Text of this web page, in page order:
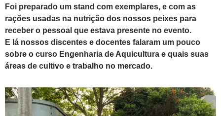
Foi preparado um stand com exemplares, e com as
rações usadas na nutrição dos nossos peixes para
receber o pessoal que estava presente no evento.
E lá nossos discentes e docentes falaram um pouco
sobre o curso Engenharia de Aquicultura e quais suas
áreas de cultivo e trabalho no mercado.